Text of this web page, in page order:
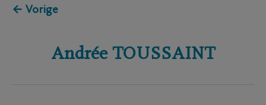
← Vorige
Andrée TOUSSAINT